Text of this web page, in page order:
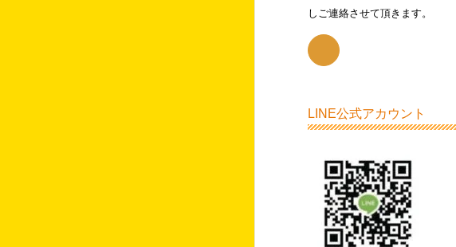
しご連絡させて頂きます。
LINE公式アカウント